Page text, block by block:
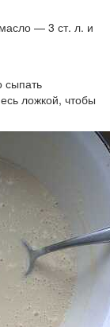
— 3 ст. л. и
сыпать
ложкой, чтобы